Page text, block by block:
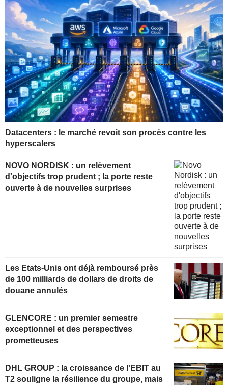
Datacenters : le marché revoit son procès contre les
hyperscalers
NOVO NORDISK : un relèvement
d'objectifs trop prudent ; la porte reste
ouverte à de nouvelles surprises
Les Etats-Unis ont déjà remboursé près
de 100 milliards de dollars de droits de
douane annulés
GLENCORE : un premier semestre
exceptionnel et des perspectives
prometteuses
DHL GROUP : la croissance de l'EBIT au
T2 souligne la résilience du groupe, mais